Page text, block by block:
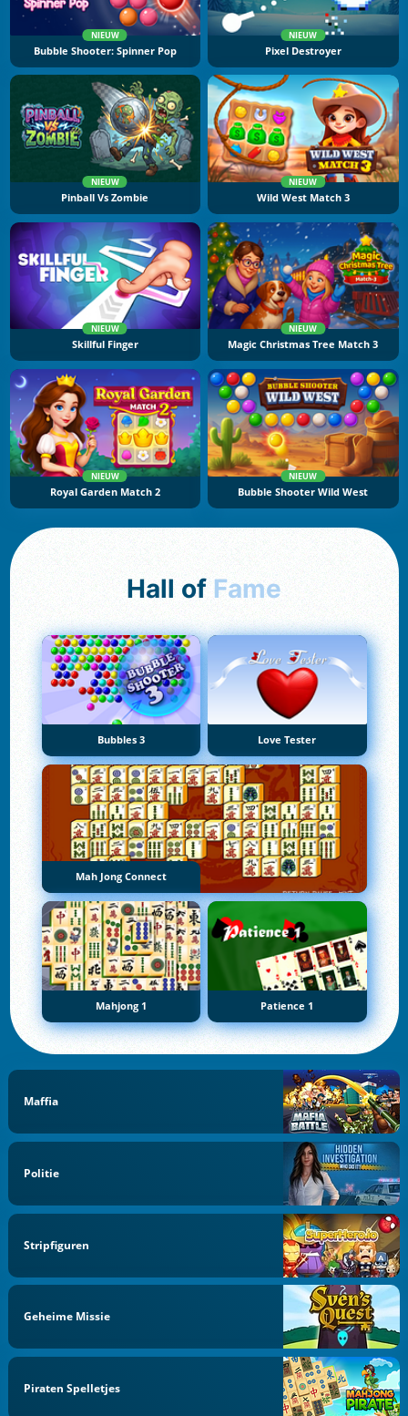
NIEUW
Bubble Shooter: Spinner Pop
NIEUW
Pixel Destroyer
NIEUW
Pinball Vs Zombie
NIEUW
Wild West Match 3
NIEUW
Skillful Finger
NIEUW
Magic Christmas Tree Match 3
NIEUW
Royal Garden Match 2
NIEUW
Bubble Shooter Wild West
Hall of Fame
Bubbles 3 Love Tester
Mah Jong Connect
Mahjong 1 Patience 1
Maffia
Politie
Stripfiguren
Geheime Missie
Piraten Spelletjes